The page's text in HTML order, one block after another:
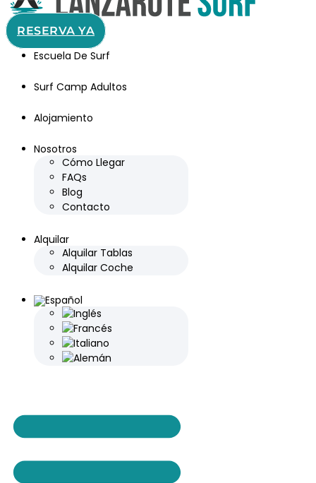
RESERVA YA
Escuela De Surf
Surf Camp Adultos
Alojamiento
Nosotros
Cómo Llegar
FAQs
Blog
Contacto
Alquilar
Alquilar Tablas
Alquilar Coche